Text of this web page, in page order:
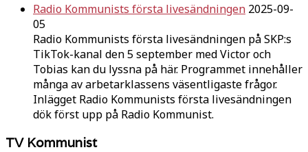
Radio Kommunists första livesändningen 2025-09-
05
Radio Kommunists första livesändningen på SKP:s
TikTok-kanal den 5 september med Victor och
Tobias kan du lyssna på här. Programmet innehåller
många av arbetarklassens väsentligaste frågor.
Inlägget Radio Kommunists första livesändningen
dök först upp på Radio Kommunist.
TV Kommunist